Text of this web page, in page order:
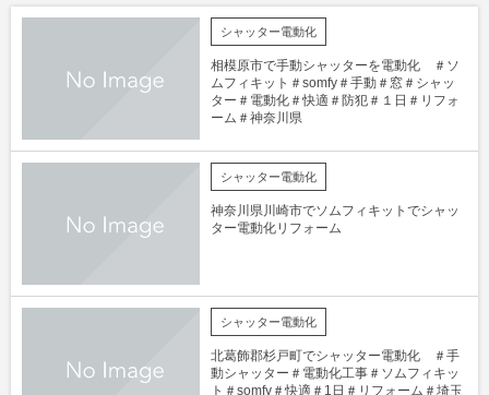
シャッター電動化
相模原市で手動シャッターを電動化 ＃ソ
ムフィキット＃somfy＃手動＃窓＃シャッ
ター＃電動化＃快適＃防犯＃１日＃リフォ
ーム＃神奈川県
シャッター電動化
神奈川県川崎市でソムフィキットでシャッ
ター電動化リフォーム
シャッター電動化
北葛飾郡杉戸町でシャッター電動化 ＃手
動シャッター＃電動化工事＃ソムフィキッ
ト＃somfy＃快適＃1日＃リフォーム＃埼玉